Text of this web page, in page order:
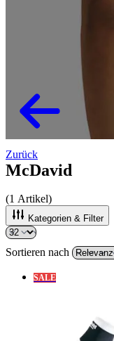
Zurück
McDavid
(1 Artikel)
Kategorien & Filter
Sortieren nach
SALE